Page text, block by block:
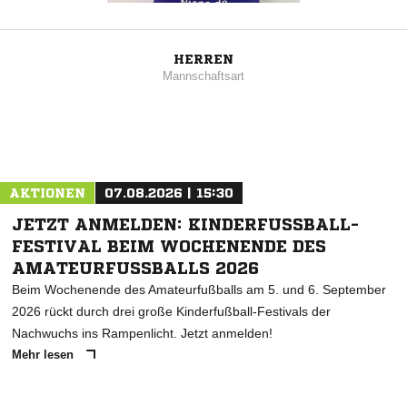
HERREN
Mannschaftsart
AKTIONEN 07.08.2026 | 15:30
JETZT ANMELDEN: KINDERFUSSBALL-F
ESTIVAL BEIM WOCHENENDE DES A
MATEURFUSSBALLS 2026
Beim Wochenende des Amateurfußballs am 5. und 6. September
2026 rückt durch drei große Kinderfußball-Festivals der
Nachwuchs ins Rampenlicht. Jetzt anmelden!
Mehr lesen